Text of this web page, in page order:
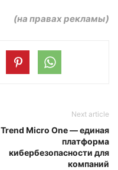
(на правах рекламы)
Next article
Trend Micro One — единая
платформа
кибербезопасности для
компаний